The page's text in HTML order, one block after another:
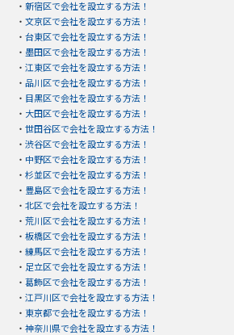
・ 新宿区で会社を設立する方法！
・ 文京区で会社を設立する方法！
・ 台東区で会社を設立する方法！
・ 墨田区で会社を設立する方法！
・ 江東区で会社を設立する方法！
・ 品川区で会社を設立する方法！
・ 目黒区で会社を設立する方法！
・ 大田区で会社を設立する方法！
・ 世田谷区で会社を設立する方法！
・ 渋谷区で会社を設立する方法！
・ 中野区で会社を設立する方法！
・ 杉並区で会社を設立する方法！
・ 豊島区で会社を設立する方法！
・ 北区で会社を設立する方法！
・ 荒川区で会社を設立する方法！
・ 板橋区で会社を設立する方法！
・ 練馬区で会社を設立する方法！
・ 足立区で会社を設立する方法！
・ 葛飾区で会社を設立する方法！
・ 江戸川区で会社を設立する方法！
・ 東京都で会社を設立する方法！
・ 神奈川県で会社を設立する方法！